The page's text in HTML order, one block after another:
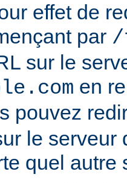
effet de
par /
sur le
en
pouvez
le serveur
quel autre